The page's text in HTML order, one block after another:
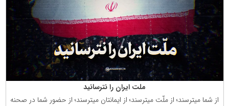
ملت ایران را نترسانید
از شما میترسند؛ از ملّت میترسند؛ از ایمانتان میترسند؛ از حضور شما در صحنه